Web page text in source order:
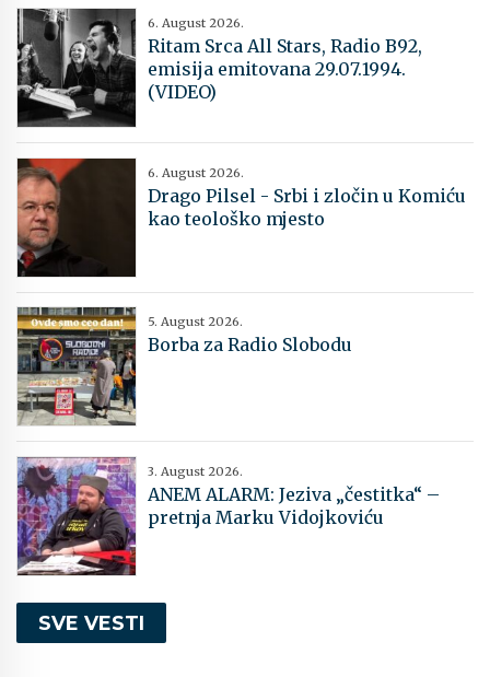
6. August 2026.
Ritam Srca All Stars, Radio B92,
emisija emitovana 29.07.1994.
(VIDEO)
6. August 2026.
Drago Pilsel - Srbi i zločin u Komiću
kao teološko mjesto
5. August 2026.
Borba za Radio Slobodu
3. August 2026.
ANEM ALARM: Jeziva „čestitka“ –
pretnja Marku Vidojkoviću
SVE VESTI